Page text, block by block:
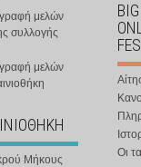
μελών
συλλογής
μελών
Μήκους
Οι